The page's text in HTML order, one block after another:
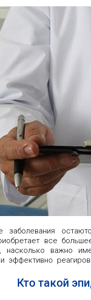
все
насколько важно
эффективно
Кто такой